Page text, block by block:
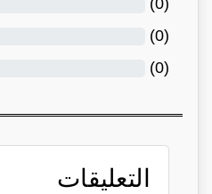
(
0
)
(
0
)
(
0
)
التعليقات